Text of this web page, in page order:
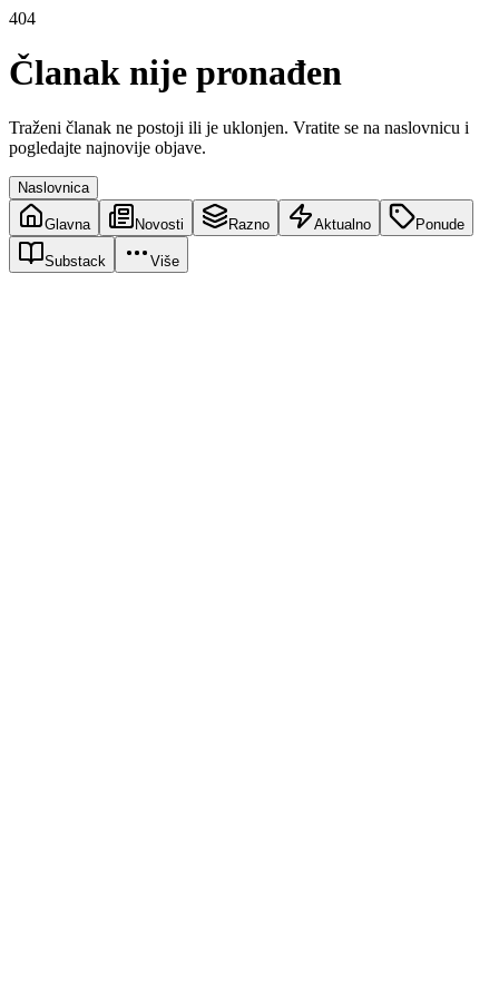
404
Članak nije pronađen
Traženi članak ne postoji ili je uklonjen. Vratite se na naslovnicu i
pogledajte najnovije objave.
Naslovnica
Glavna Novosti Razno Aktualno Ponude
Substack Više